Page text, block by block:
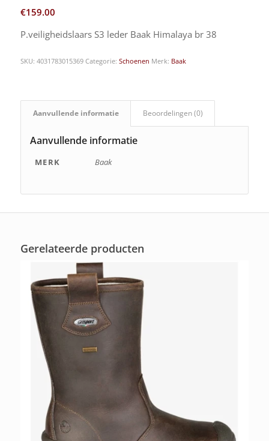
€159.00
P.veiligheidslaars S3 leder Baak Himalaya br 38
SKU: 4031783015369 Categorie: Schoenen Merk: Baak
Aanvullende informatie Beoordelingen (0)
Aanvullende informatie
MERK Baak
Gerelateerde producten